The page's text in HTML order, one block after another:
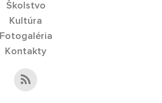
Školstvo
Kultúra
Fotogaléria
Kontakty